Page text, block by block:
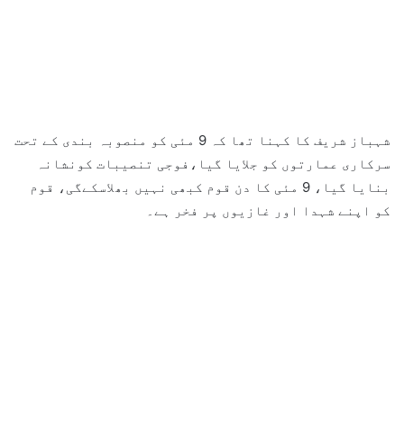
شہباز شریف کا کہنا تھا کہ 9 مئی کو منصوبہ بندی کے تحت
سرکاری عمارتوں کو جلایا گیا،فوجی تنصیبات کونشانہ
بنایا گیا، 9 مئی کا دن قوم کبھی نہیں بھلاسکےگی، قوم
کو اپنے شہدا اور غازیوں پر فخر ہے۔